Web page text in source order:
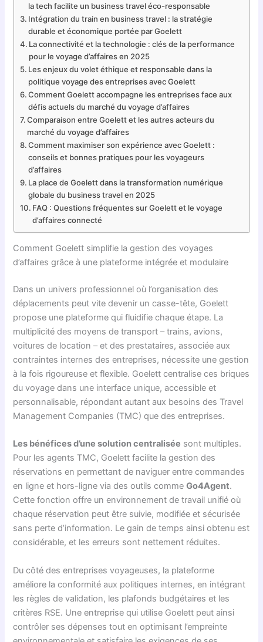
la tech facilite un business travel éco-responsable
Intégration du train en business travel : la stratégie
durable et économique portée par Goelett
La connectivité et la technologie : clés de la performance
pour le voyage d’affaires en 2025
Les enjeux du volet éthique et responsable dans la
politique voyage des entreprises avec Goelett
Comment Goelett accompagne les entreprises face aux
défis actuels du marché du voyage d’affaires
Comparaison entre Goelett et les autres acteurs du
marché du voyage d’affaires
Comment maximiser son expérience avec Goelett :
conseils et bonnes pratiques pour les voyageurs
d’affaires
La place de Goelett dans la transformation numérique
globale du business travel en 2025
FAQ : Questions fréquentes sur Goelett et le voyage
d’affaires connecté
Comment Goelett simplifie la gestion des voyages
d’affaires grâce à une plateforme intégrée et modulaire
Dans un univers professionnel où l’organisation des
déplacements peut vite devenir un casse-tête, Goelett
propose une plateforme qui fluidifie chaque étape. La
multiplicité des moyens de transport – trains, avions,
voitures de location – et des prestataires, associée aux
contraintes internes des entreprises, nécessite une gestion
à la fois rigoureuse et flexible. Goelett centralise ces briques
du voyage dans une interface unique, accessible et
personnalisable, répondant autant aux besoins des Travel
Management Companies (TMC) que des entreprises.
Les bénéfices d’une solution centralisée sont multiples.
Pour les agents TMC, Goelett facilite la gestion des
réservations en permettant de naviguer entre commandes
en ligne et hors-ligne via des outils commeGo4Agent.
Cette fonction offre un environnement de travail unifié où
chaque réservation peut être suivie, modifiée et sécurisée
sans perte d’information. Le gain de temps ainsi obtenu est
considérable, et les erreurs sont nettement réduites.
Du côté des entreprises voyageuses, la plateforme
améliore la conformité aux politiques internes, en intégrant
les règles de validation, les plafonds budgétaires et les
critères RSE. Une entreprise qui utilise Goelett peut ainsi
contrôler ses dépenses tout en optimisant l’empreinte